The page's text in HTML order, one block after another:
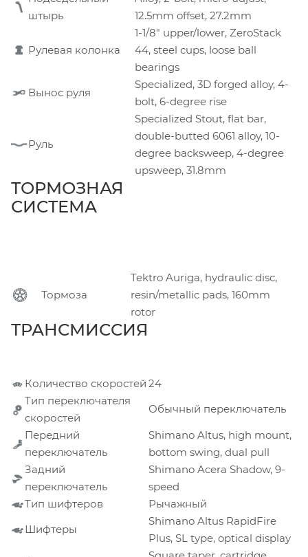
штырь
12.5mm offset, 27.2mm
Рулевая колонка
1-1/8" upper/lower, ZeroStack
44, steel cups, loose ball
bearings
Вынос руля
Specialized, 3D forged alloy, 4-
bolt, 6-degree rise
Руль
Specialized Stout, flat bar,
double-butted 6061 alloy, 10-
degree backsweep, 4-degree
upsweep, 31.8mm
ТОРМОЗНАЯ
СИСТЕМА
Тормоза
Tektro Auriga, hydraulic disc,
resin/metallic pads, 160mm
rotor
ТРАНСМИССИЯ
Количество скоростей 24
Тип переключателя
скоростей
Обычный переключатель
Передний
переключатель
Shimano Altus, high mount,
bottom swing, dual pull
Задний
переключатель
Shimano Acera Shadow, 9-
speed
Тип шифтеров
Рычажный
Шифтеры
Shimano Altus RapidFire
Plus, SL type, optical display